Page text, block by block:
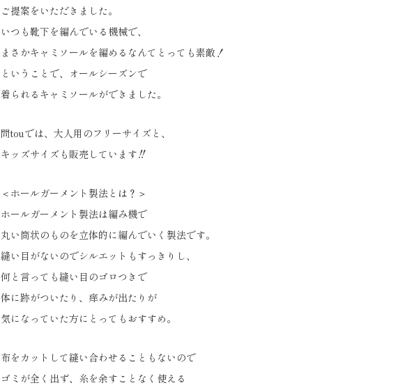
ご提案をいただきました。
いつも靴下を編んでいる機械で、
まさかキャミソールを編めるなんてとっても素敵！
ということで、オールシーズンで
着られるキャミソールができました。
問touでは、大人用のフリーサイズと、
キッズサイズも販売しています‼
＜ホールガーメント製法とは？＞
ホールガーメント製法は編み機で
丸い筒状のものを立体的に編んでいく製法です。
縫い目がないのでシルエットもすっきりし、
何と言っても縫い目のゴロつきで
体に跡がついたり、痒みが出たりが
気になっていた方にとってもおすすめ。
布をカットして縫い合わせることもないので
ゴミが全く出ず、糸を余すことなく使える